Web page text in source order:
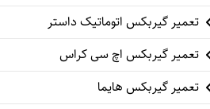
تعمیر گیربکس اتوماتیک داستر
تعمیر گیربکس اچ سی کراس
تعمیر گیربکس هایما